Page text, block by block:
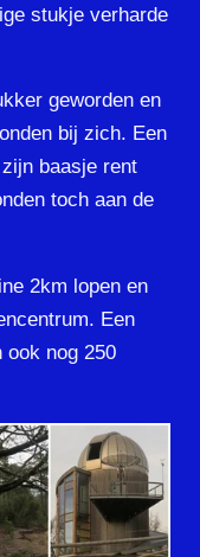
stukje verharde
geworden en
bij zich. Een
baasje rent
toch aan de
2km lopen en
Een
ook nog 250